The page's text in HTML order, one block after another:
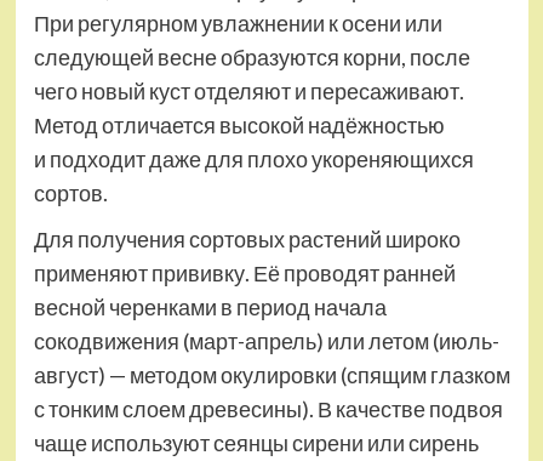
При регулярном увлажнении к осени или
следующей весне образуются корни, после
чего новый куст отделяют и пересаживают.
Метод отличается высокой надёжностью
и подходит даже для плохо укореняющихся
сортов.
Для получения сортовых растений широко
применяют прививку. Её проводят ранней
весной черенками в период начала
сокодвижения (март-апрель) или летом (июль-
август) — методом окулировки (спящим глазком
с тонким слоем древесины). В качестве подвоя
чаще используют сеянцы сирени или сирень